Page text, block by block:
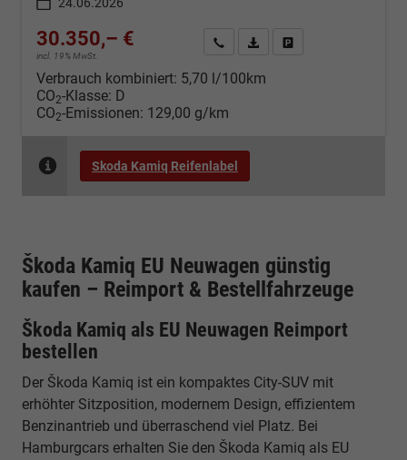
24.06.2026
30.350,– €
incl. 19% MwSt.
Kontakt & Angebot anfordern
PDF-Datei, Fahrzeugexposé
Verbrauch kombiniert: 5,70 l/100km
CO2-Klasse: D
CO2-Emissionen: 129,00 g/km
Skoda Kamiq Reifenlabel
Škoda Kamiq EU Neuwagen günstig
kaufen – Reimport & Bestellfahrzeuge
Škoda Kamiq als EU Neuwagen Reimport
bestellen
Der Škoda Kamiq ist ein kompaktes City-SUV mit
erhöhter Sitzposition, modernem Design, effizientem
Benzinantrieb und überraschend viel Platz. Bei
Hamburgcars erhalten Sie den Škoda Kamiq als EU